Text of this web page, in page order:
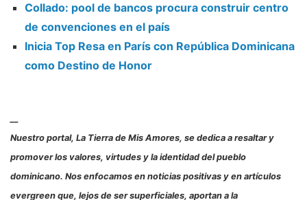
Collado: pool de bancos procura construir centro
de convenciones en el país
Inicia Top Resa en París con República Dominicana
como Destino de Honor
Nuestro portal, La Tierra de Mis Amores, se dedica a resaltar y
promover los valores, virtudes y la identidad del pueblo
dominicano. Nos enfocamos en noticias positivas y en artículos
evergreen que, lejos de ser superficiales, aportan a la